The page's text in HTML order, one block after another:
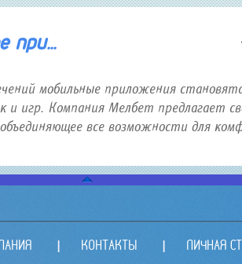
при...
мобильные приложения
игр. Компания Мелбет предлагает
все возможности для
КОНТАКТЫ ЛИЧНАЯ